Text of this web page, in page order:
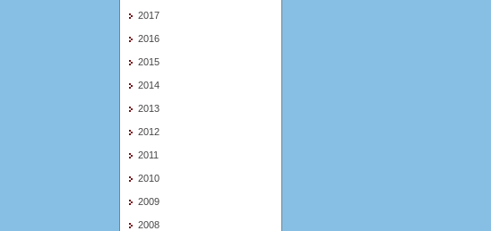
2017
2016
2015
2014
2013
2012
2011
2010
2009
2008